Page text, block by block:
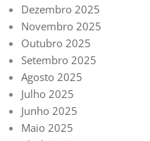
Dezembro 2025
Novembro 2025
Outubro 2025
Setembro 2025
Agosto 2025
Julho 2025
Junho 2025
Maio 2025